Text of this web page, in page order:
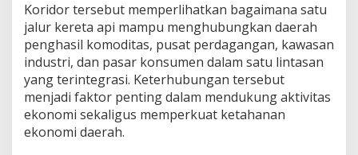
Koridor tersebut memperlihatkan bagaimana satu
jalur kereta api mampu menghubungkan daerah
penghasil komoditas, pusat perdagangan, kawasan
industri, dan pasar konsumen dalam satu lintasan
yang terintegrasi. Keterhubungan tersebut
menjadi faktor penting dalam mendukung aktivitas
ekonomi sekaligus memperkuat ketahanan
ekonomi daerah.